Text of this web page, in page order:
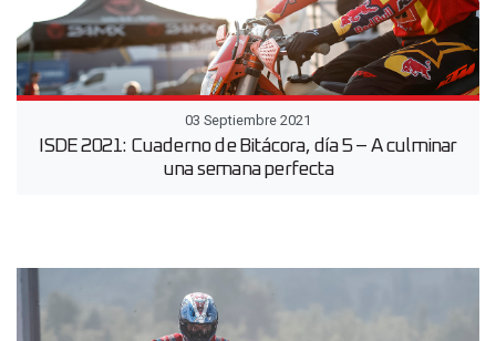
03 Septiembre 2021
ISDE 2021: Cuaderno de Bitácora, día 5 – A culminar
una semana perfecta